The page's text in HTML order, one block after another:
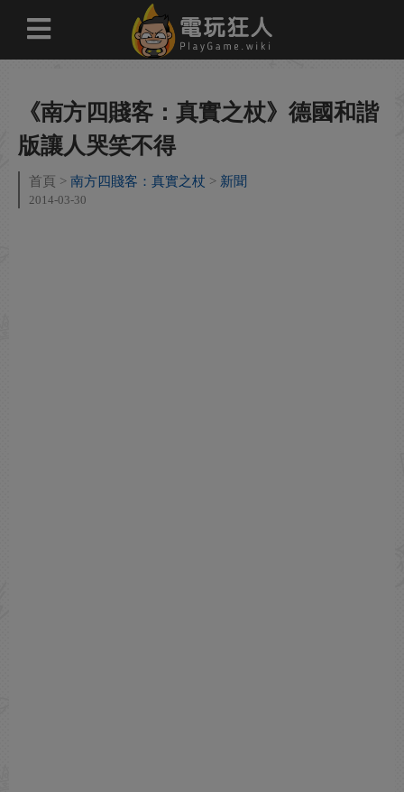
《南方四賤客：真實之杖》德國和諧
版讓人哭笑不得
首頁 南方四賤客：真實之杖 新聞
2014-03-30